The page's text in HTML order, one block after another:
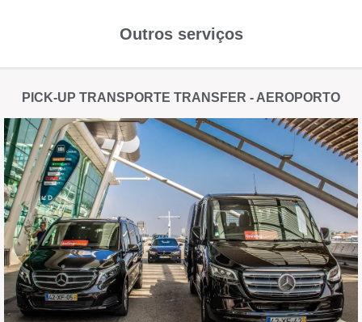
Outros serviços
PICK-UP TRANSPORTE TRANSFER - AEROPORTO